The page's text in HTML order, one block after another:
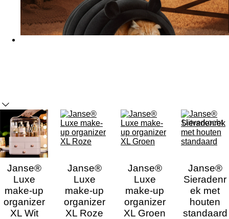
Janse®
Luxe
make-up
organizer
XL Wit
Janse®
Luxe
make-up
organizer
XL Roze
Janse®
Luxe
make-up
organizer
XL Groen
Uitverkocht
Janse®
Sieradenr
ek met
houten
standaard